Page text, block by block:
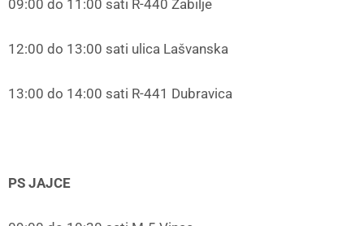
09:00 do 11:00 sati R-440 Zabilje
12:00 do 13:00 sati ulica Lašvanska
13:00 do 14:00 sati R-441 Dubravica
PS JAJCE